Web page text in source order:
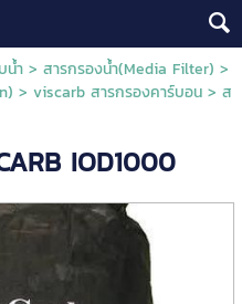
น้ำ> สารกรองน้ำ(Media Filter) >
> viscarb สารกรองคาร์บอน> ส
IOD1000